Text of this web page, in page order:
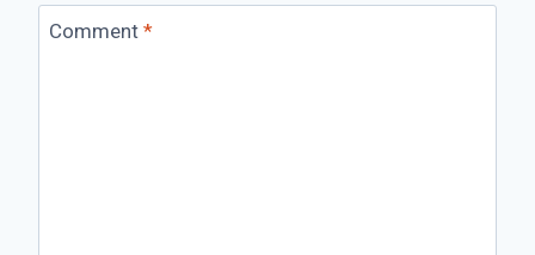
Comment *